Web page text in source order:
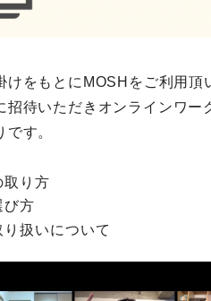
けをもとにMOSHをご利用
招待いただきオンラインワー
す。
取り方
び方
扱いについて